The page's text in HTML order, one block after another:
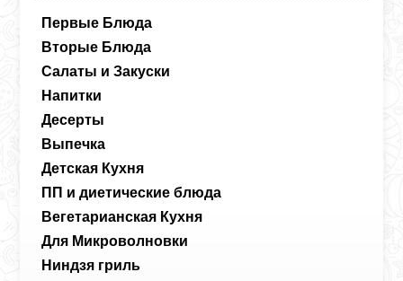
Первые Блюда
Вторые Блюда
Салаты и Закуски
Напитки
Десерты
Выпечка
Детская Кухня
ПП и диетические блюда
Вегетарианская Кухня
Для Микроволновки
Ниндзя гриль